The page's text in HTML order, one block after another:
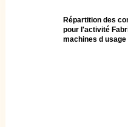
Répartition des
pour l'activité
machines d usage